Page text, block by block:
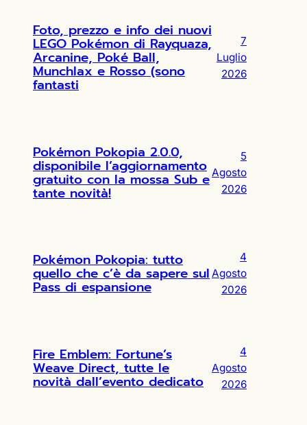
Foto, prezzo e info dei nuovi
LEGO Pokémon di Rayquaza,
Arcanine, Poké Ball,
Munchlax e Rosso (sono
fantasti
7
Luglio
2026
Pokémon Pokopia 2.0.0,
disponibile l’aggiornamento
gratuito con la mossa Sub e
tante novità!
5
Agosto
2026
Pokémon Pokopia: tutto
quello che c’è da sapere sul
Pass di espansione
4
Agosto
2026
Fire Emblem: Fortune’s
Weave Direct, tutte le
novità dall’evento dedicato
4
Agosto
2026